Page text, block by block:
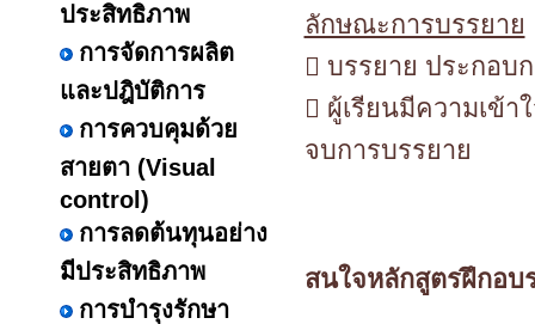
ประสิทธิภาพ
การจัดการผลิต
และปฎิบัติการ
การควบคุมด้วย
สายตา (Visual
control)
การลดต้นทุนอย่าง
มีประสิทธิภาพ
การบำรุงรักษา
ลักษณะการบรรยาย
 บรรยาย ประกอบ
 ผู้เรียนมีความเข้
จบการบรรยาย
สนใจหลักสูตรฝึกอบ